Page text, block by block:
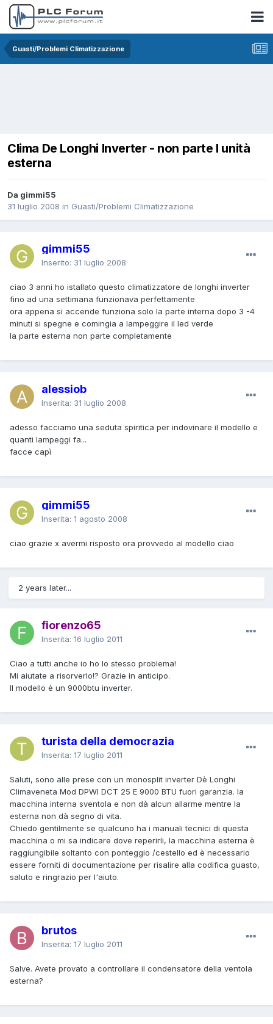
Guasti/Problemi Climatizzazione
Clima De Longhi Inverter - non parte l unità
esterna
Da gimmi55
31 luglio 2008 in Guasti/Problemi Climatizzazione
gimmi55
Inserito: 31 luglio 2008
ciao 3 anni ho istallato questo climatizzatore de longhi inverter
fino ad una settimana funzionava perfettamente
ora appena si accende funziona solo la parte interna dopo 3 -4
minuti si spegne e comingia a lampeggire il led verde
la parte esterna non parte completamente
alessiob
Inserita: 31 luglio 2008
adesso facciamo una seduta spiritica per indovinare il modello e
quanti lampeggi fa...
facce capì
gimmi55
Inserita: 1 agosto 2008
ciao grazie x avermi risposto ora provvedo al modello ciao
2 years later...
fiorenzo65
Inserita: 16 luglio 2011
Ciao a tutti anche io ho lo stesso problema!
Mi aiutate a risorverlo!? Grazie in anticipo.
Il modello è un 9000btu inverter.
turista della democrazia
Inserita: 17 luglio 2011
Saluti, sono alle prese con un monosplit inverter Dè Longhi
Climaveneta Mod DPWI DCT 25 E 9000 BTU fuori garanzia. la
macchina interna sventola e non dà alcun allarme mentre la
esterna non dà segno di vita.
Chiedo gentilmente se qualcuno ha i manuali tecnici di questa
macchina o mi sa indicare dove reperirli, la macchina esterna è
raggiungibile soltanto con ponteggio /cestello ed è necessario
essere forniti di documentazione per risalire alla codifica guasto,
saluto e ringrazio per l'aiuto.
brutos
Inserita: 17 luglio 2011
Salve. Avete provato a controllare il condensatore della ventola
esterna?